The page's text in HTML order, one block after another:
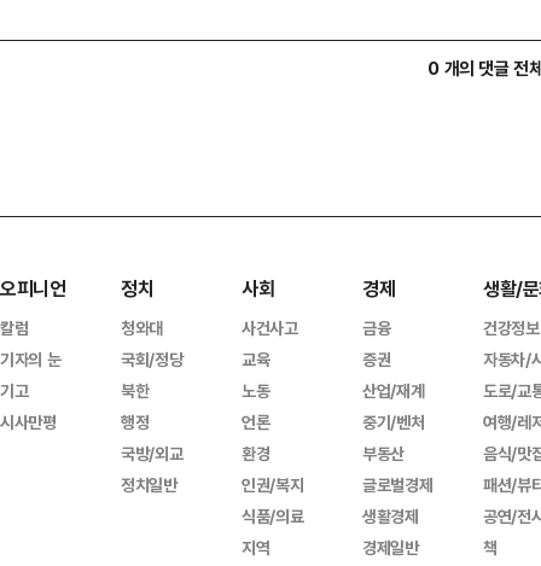
0 개의 댓글 전
오피니언
칼럼
기자의 눈
기고
시사만평
정치
청와대
국회/정당
북한
행정
국방/외교
정치일반
사회
사건사고
교육
노동
언론
환경
인권/복지
식품/의료
지역
경제
금융
증권
산업/재계
중기/벤처
부동산
글로벌경제
생활경제
경제일반
생활/
건강정보
자동차/
도로/교
여행/레
음식/맛
패션/뷰
공연/전
책